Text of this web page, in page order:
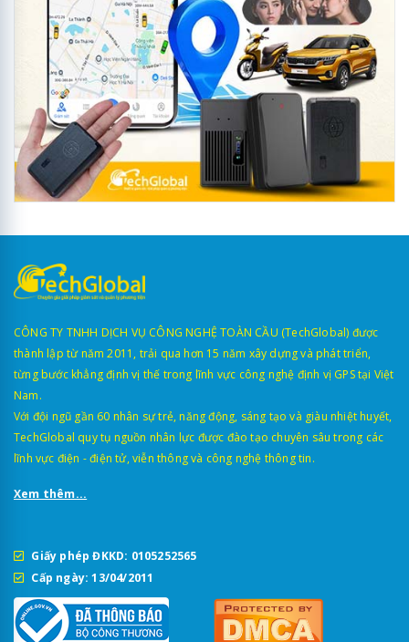
CÔNG TY TNHH DỊCH VỤ CÔNG NGHỆ TOÀN CẦU (TechGlobal) được
thành lập từ năm 2011, trải qua hơn 15 năm xây dựng và phát triển,
từng bước khẳng định vị thế trong lĩnh vực công nghệ định vị GPS tại Việt
Nam.
Với đội ngũ gần 60 nhân sự trẻ, năng động, sáng tạo và giàu nhiệt huyết,
TechGlobal quy tụ nguồn nhân lực được đào tạo chuyên sâu trong các
lĩnh vực điện - điện tử, viễn thông và công nghệ thông tin.
Xem thêm...
Giấy phép ĐKKD: 0105252565
Cấp ngày: 13/04/2011